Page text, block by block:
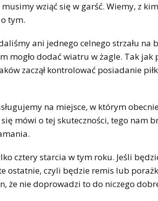
wziąć się w garść. Wiemy, z
tym.
ani jednego celnego strzału na
mogło dodać wiatru w żagle. Tak jak
zaczął kontrolować posiadanie
na miejsce, w którym
mówi o tej skuteczności, tego nam
cztery starcia w tym roku. Jeśli
ostatnie, czyli będzie remis lub
że nie doprowadzi to do niczego